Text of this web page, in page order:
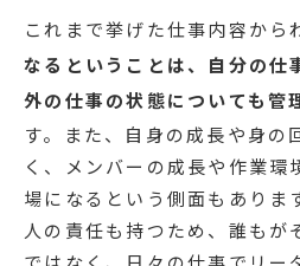
これまで挙げた仕事内容から
なるということは、自分の仕
外の仕事の状態についても管
す。また、自身の成長や身の
く、メンバーの成長や作業環
場になるという側面もありま
人の責任も持つため、誰もが